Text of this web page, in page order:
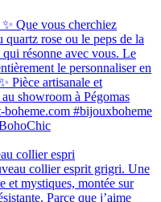
collier espri